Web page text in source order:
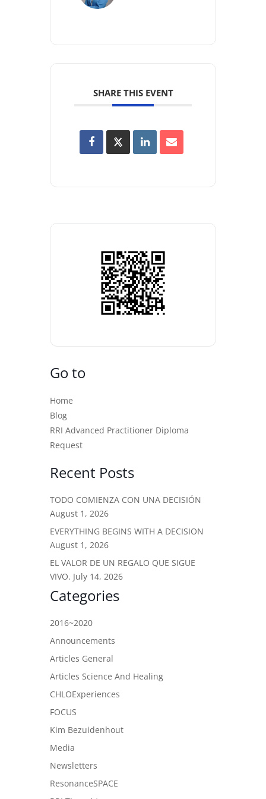
SHARE THIS EVENT
Go to
Home
Blog
RRI Advanced Practitioner Diploma
Request
Recent Posts
TODO COMIENZA CON UNA DECISIÓN
August 1, 2026
EVERYTHING BEGINS WITH A DECISION
August 1, 2026
EL VALOR DE UN REGALO QUE SIGUE
VIVO. July 14, 2026
Categories
2016~2020
Announcements
Articles General
Articles Science And Healing
CHLOExperiences
FOCUS
Kim Bezuidenhout
Media
Newsletters
ResonanceSPACE